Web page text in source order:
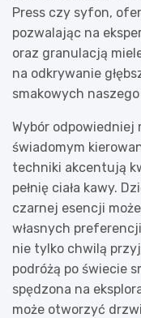
Press czy syfon,
pozwalając na
oraz granulacją
na odkrywanie
smakowych
Wybór odpowiedniej
świadomym
techniki akcentują
pełnię ciała kawy.
czarnej esencji
własnych
nie tylko chwilą
podróżą po świecie
spędzona na
może otworzyć